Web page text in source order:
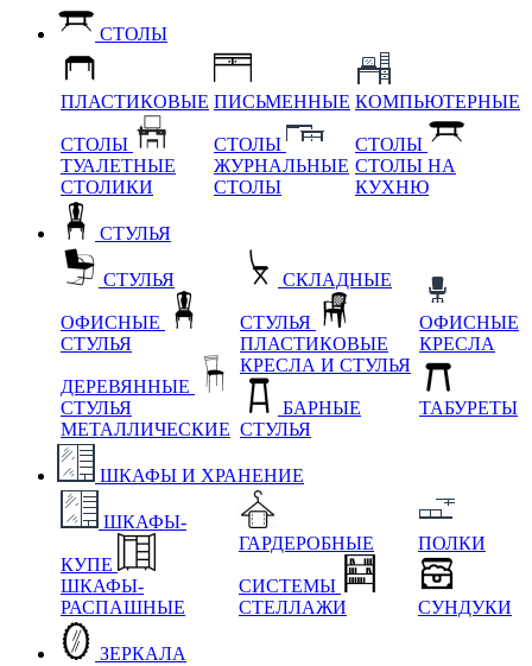
СТОЛЫ
ПЛАСТИКОВЫЕ
СТОЛЫ
ТУАЛЕТНЫЕ
СТОЛИКИ
ПИСЬМЕННЫЕ
СТОЛЫ
ЖУРНАЛЬНЫЕ
СТОЛЫ
КОМПЬЮТЕРНЫЕ
СТОЛЫ
СТОЛЫ НА
КУХНЮ
СТУЛЬЯ
СТУЛЬЯ
ОФИСНЫЕ
СТУЛЬЯ
ДЕРЕВЯННЫЕ
СТУЛЬЯ
МЕТАЛЛИЧЕСКИЕ
СКЛАДНЫЕ
СТУЛЬЯ
ПЛАСТИКОВЫЕ
КРЕСЛА И СТУЛЬЯ
БАРНЫЕ
СТУЛЬЯ
ОФИСНЫЕ
КРЕСЛА
ТАБУРЕТЫ
ШКАФЫ И ХРАНЕНИЕ
ШКАФЫ-
КУПЕ
ШКАФЫ-
РАСПАШНЫЕ
ГАРДЕРОБНЫЕ
СИСТЕМЫ
СТЕЛЛАЖИ
ПОЛКИ
СУНДУКИ
ЗЕРКАЛА